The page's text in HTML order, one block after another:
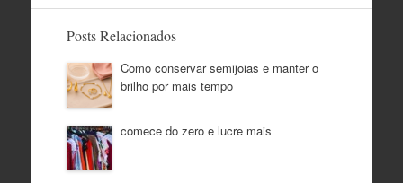
Posts Relacionados
Como conservar semijoias e manter o
brilho por mais tempo
comece do zero e lucre mais